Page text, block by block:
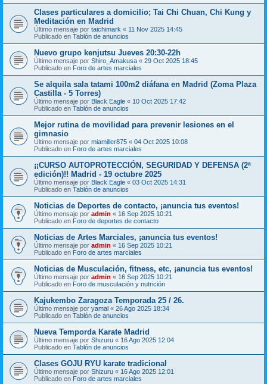
Clases particulares a domicilio; Tai Chi Chuan, Chi Kung y
Meditación en Madrid
Último mensaje por taichimark « 11 Nov 2025 14:45
Publicado en Tablón de anuncios
Nuevo grupo kenjutsu Jueves 20:30-22h
Último mensaje por Shiro_Amakusa « 29 Oct 2025 18:45
Publicado en Foro de artes marciales
Se alquila sala tatami 100m2 diáfana en Madrid (Zoma Plaza
Castilla - 5 Torres)
Último mensaje por Black Eagle « 10 Oct 2025 17:42
Publicado en Tablón de anuncios
Mejor rutina de movilidad para prevenir lesiones en el
gimnasio
Último mensaje por miamiller875 « 04 Oct 2025 10:08
Publicado en Foro de artes marciales
¡¡CURSO AUTOPROTECCIÓN, SEGURIDAD Y DEFENSA (2ª
edición)!! Madrid - 19 octubre 2025
Último mensaje por Black Eagle « 03 Oct 2025 14:31
Publicado en Tablón de anuncios
Noticias de Deportes de contacto, ¡anuncia tus eventos!
Último mensaje por admin « 16 Sep 2025 10:21
Publicado en Foro de deportes de contacto
Noticias de Artes Marciales, ¡anuncia tus eventos!
Último mensaje por admin « 16 Sep 2025 10:21
Publicado en Foro de artes marciales
Noticias de Musculación, fitness, etc, ¡anuncia tus eventos!
Último mensaje por admin « 16 Sep 2025 10:21
Publicado en Foro de musculación y nutrición
Kajukembo Zaragoza Temporada 25 / 26.
Último mensaje por yamal « 26 Ago 2025 18:34
Publicado en Tablón de anuncios
Nueva Temporda Karate Madrid
Último mensaje por Shizuru « 16 Ago 2025 12:04
Publicado en Tablón de anuncios
Clases GOJU RYU karate tradicional
Último mensaje por Shizuru « 16 Ago 2025 12:01
Publicado en Foro de artes marciales